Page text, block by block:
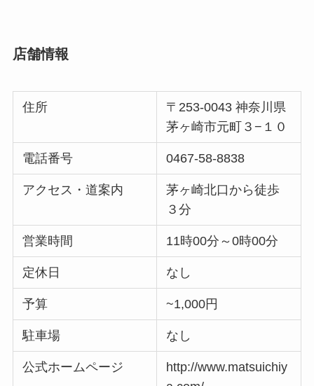
店舗情報
住所
〒253-0043 神奈川県
茅ヶ崎市元町３−１０
電話番号 0467-58-8838
アクセス・道案内
茅ヶ崎北口から徒歩
３分
営業時間 11時00分～0時00分
定休日 なし
予算 ~1,000円
駐車場 なし
公式ホームページ
http://www.matsuichiy